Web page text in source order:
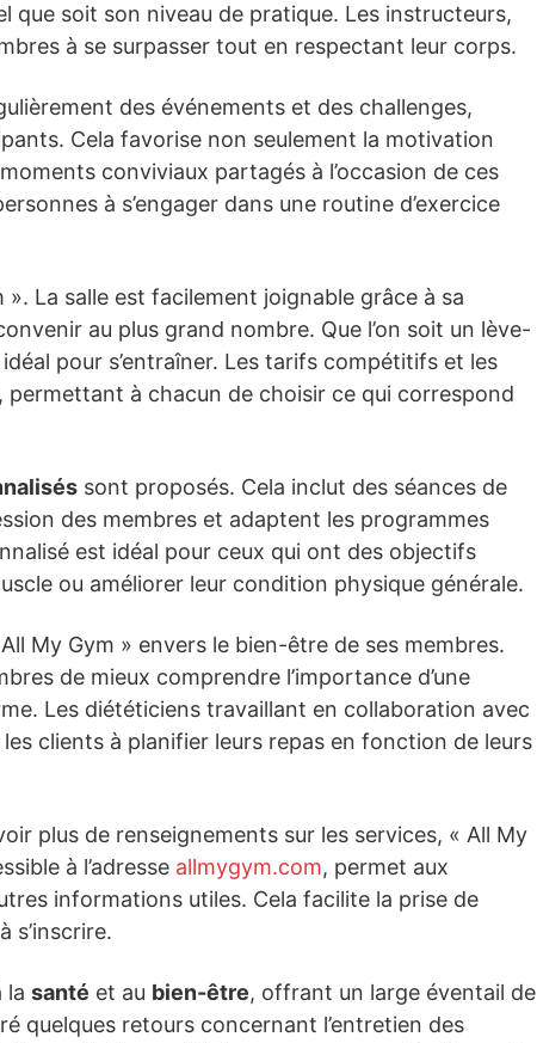
soit son niveau de pratique. Les instructeurs,
à se surpasser tout en respectant leur corps.
des événements et des challenges,
Cela favorise non seulement la motivation
conviviaux partagés à l’occasion de ces
à s’engager dans une routine d’exercice
La salle est facilement joignable grâce à sa
au plus grand nombre. Que l’on soit un lève-
pour s’entraîner. Les tarifs compétitifs et les
à chacun de choisir ce qui correspond
sont proposés. Cela inclut des séances de
des membres et adaptent les programmes
est idéal pour ceux qui ont des objectifs
ou améliorer leur condition physique générale.
My Gym » envers le bien-être de ses membres.
de mieux comprendre l’importance d’une
Les diététiciens travaillant en collaboration avec
clients à planifier leurs repas en fonction de leurs
plus de renseignements sur les services, « All My
à l’adresse allmygym.com, permet aux
informations utiles. Cela facilite la prise de
s’inscrire.
la santé et au bien-être, offrant un large éventail de
quelques retours concernant l’entretien des